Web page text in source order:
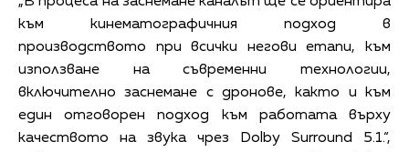
към кинематографичния подход в
производството при всички негови етапи, към
използване на съвременни технологии,
включително заснемане с дронове, както и към
един отговорен подход към работата върху
качеството на звука чрез Dolby Surround 5.1.“,